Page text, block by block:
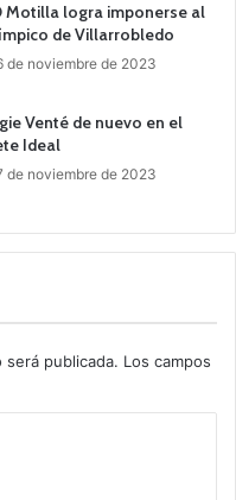
Motilla logra imponerse al
de Villarrobledo
de noviembre de 2023
Venté de nuevo en el
Ideal
de noviembre de 2023
publicada. Los campos